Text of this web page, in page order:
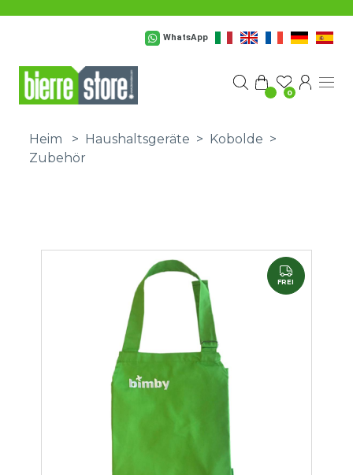
WhatsApp
0
Heim > Haushaltsgeräte > Kobolde >
Zubehör
FREI